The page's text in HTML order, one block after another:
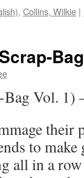
, Collins, Wilkie |
Bag Vol.
their
to
all in a